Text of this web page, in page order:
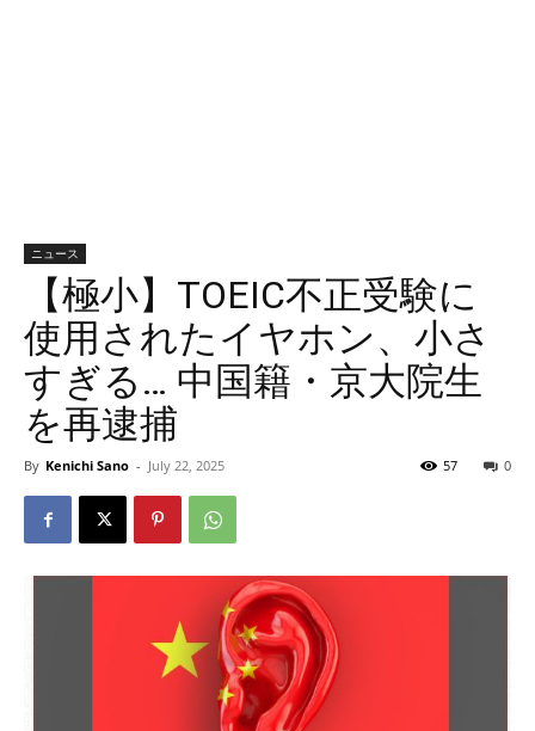
ニュース
【極小】TOEIC不正受験に
使用されたイヤホン、小さ
すぎる… 中国籍・京大院生
を再逮捕
By Kenichi Sano - July 22, 2025 0
57